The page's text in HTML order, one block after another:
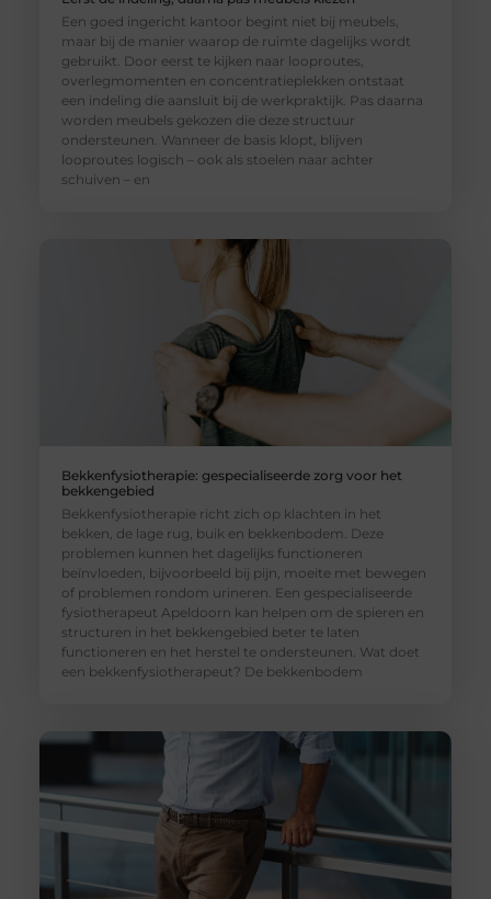
Een goed ingericht kantoor begint niet bij meubels,
maar bij de manier waarop de ruimte dagelijks wordt
gebruikt. Door eerst te kijken naar looproutes,
overlegmomenten en concentratieplekken ontstaat
een indeling die aansluit bij de werkpraktijk. Pas daarna
worden meubels gekozen die deze structuur
ondersteunen. Wanneer de basis klopt, blijven
looproutes logisch – ook als stoelen naar achter
schuiven – en
Bekkenfysiotherapie: gespecialiseerde zorg voor het
bekkengebied
Bekkenfysiotherapie richt zich op klachten in het
bekken, de lage rug, buik en bekkenbodem. Deze
problemen kunnen het dagelijks functioneren
beïnvloeden, bijvoorbeeld bij pijn, moeite met bewegen
of problemen rondom urineren. Een gespecialiseerde
fysiotherapeut Apeldoorn kan helpen om de spieren en
structuren in het bekkengebied beter te laten
functioneren en het herstel te ondersteunen. Wat doet
een bekkenfysiotherapeut? De bekkenbodem